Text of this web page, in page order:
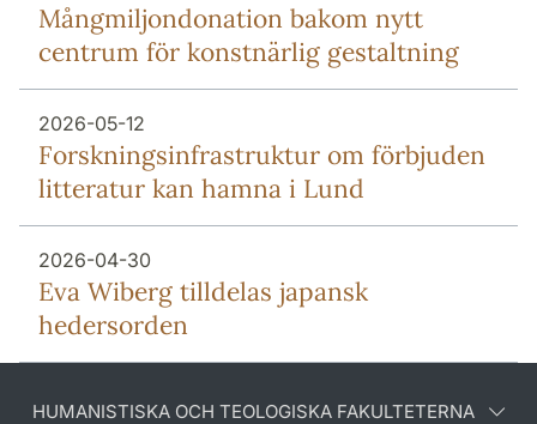
Mång­miljon­donation bakom nytt
centrum för konstnärlig gestaltning
2026-05-12
Forsknings­infrastruktur om förbjuden
litteratur kan hamna i Lund
2026-04-30
Eva Wiberg tilldelas japansk
hedersorden
HUMANISTISKA OCH TEOLOGISKA FAKULTETERNA